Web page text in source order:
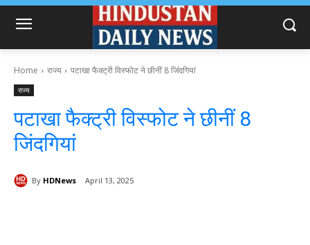
Home राज्य पटाखा फैक्ट्री विस्फोट ने छीनीं 8 जिंदगियां
राज्य
पटाखा फैक्ट्री विस्फोट ने छीनीं 8
जिंदगियां
By HDNews April 13, 2025